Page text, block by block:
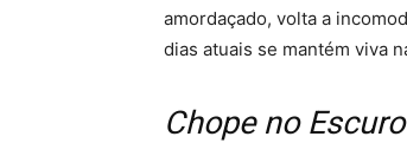
amordaçado, volta a
dias atuais se mantém viva
Chope no Escuro